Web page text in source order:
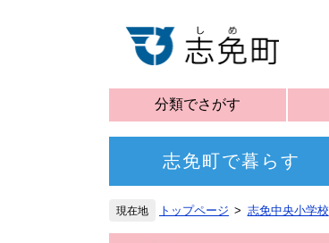
分類でさがす
志免町で暮らす
トップページ 志免中央小学校